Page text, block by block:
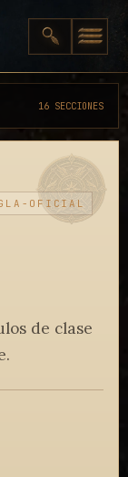
16 SECCIONES
OFICIAL
de clase